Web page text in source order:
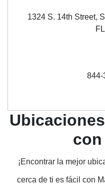
1324 S. 14th Street,
844-
¡Encontrar la mejor
cerca de ti es fácil con